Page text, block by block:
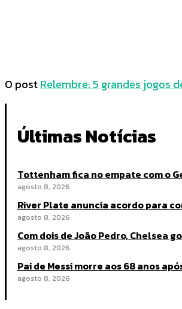
O postRelembre: 5 grandes jogos
Últimas Notícias
Tottenham fica no empate com o
agosto 8, 2026
River Plate anuncia acordo para
agosto 8, 2026
Com dois de João Pedro, Chelsea
agosto 8, 2026
Pai de Messi morre aos 68 anos
agosto 8, 2026